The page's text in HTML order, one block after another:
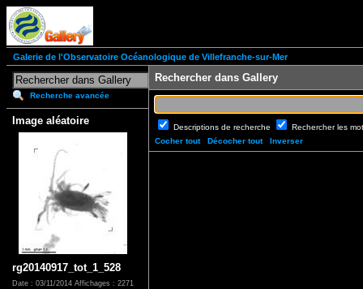
Galerie de l'Observatoire Océanologique de Villefranche-sur-Mer
Recherche avancée
Image aléatoire
rg20140917_tot_1_528
Date : 03/11/2014 Affichages : 2271
Rechercher dans Gallery
Descriptions de recherche
Rechercher les
Cocher tout
Décocher tout Inverser